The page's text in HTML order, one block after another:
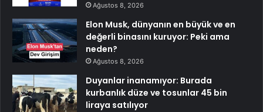
Ağustos 8, 2026
Elon Musk, dünyanın en büyük ve en
değerli binasını kuruyor: Peki ama
neden?
Ağustos 8, 2026
Duyanlar inanamıyor: Burada
kurbanlık düze ve tosunlar 45 bin
liraya satılıyor